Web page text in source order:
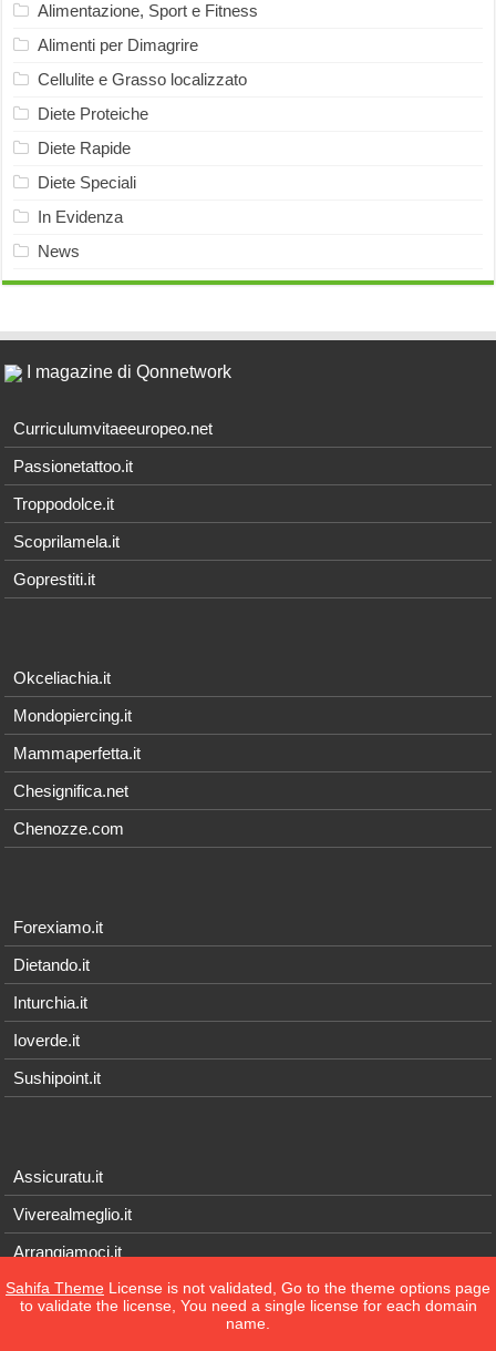
Alimentazione, Sport e Fitness
Alimenti per Dimagrire
Cellulite e Grasso localizzato
Diete Proteiche
Diete Rapide
Diete Speciali
In Evidenza
News
I magazine di Qonnetwork
Curriculumvitaeeuropeo.net
Passionetattoo.it
Troppodolce.it
Scoprilamela.it
Goprestiti.it
Okceliachia.it
Mondopiercing.it
Mammaperfetta.it
Chesignifica.net
Chenozze.com
Forexiamo.it
Dietando.it
Inturchia.it
Ioverde.it
Sushipoint.it
Assicuratu.it
Viverealmeglio.it
Arrangiamoci.it
Tecnichef.it
Sahifa Theme License is not validated, Go to the theme options page
to validate the license, You need a single license for each domain
name.